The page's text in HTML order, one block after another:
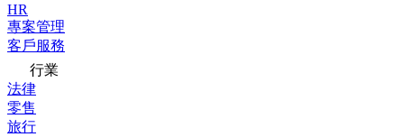
HR
專案管理
客戶服務
行業
法律
零售
旅行